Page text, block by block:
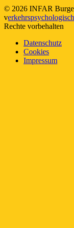
© 2026 INFAR
v
Rechte vorbehalten
Datenschutz
Cookies
Impressum